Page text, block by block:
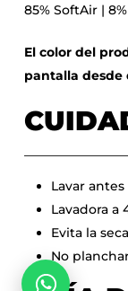
85% SoftAir |
El color del
pantalla desde
Lavar
Lavadora a
Evita la
No